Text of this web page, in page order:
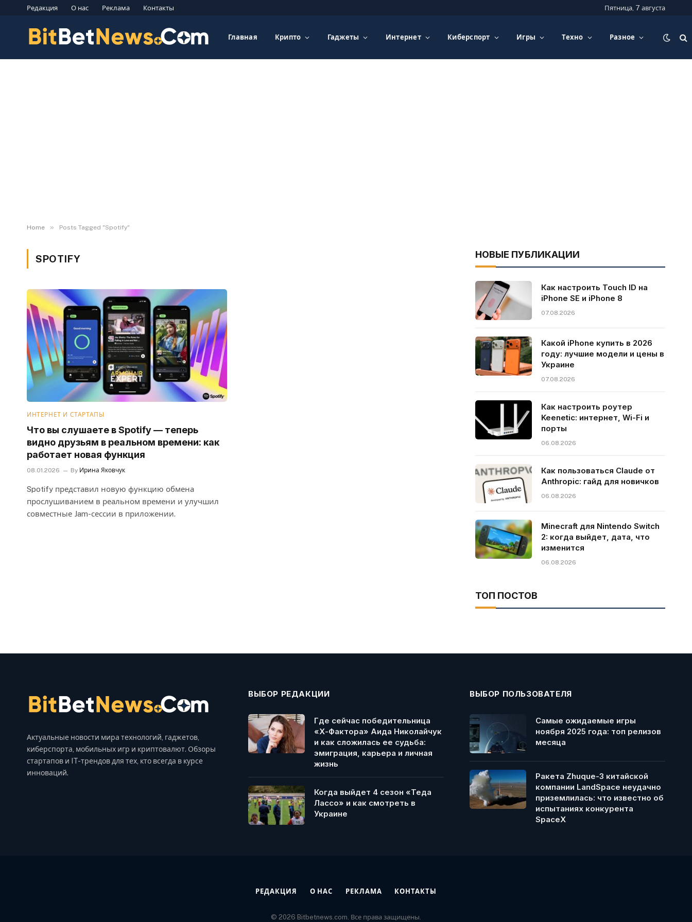
Редакция О нас Реклама Контакты Пятница, 7 августа
Главная Крипто Гаджеты Интернет Киберспорт Игры Техно Разное
Home » Posts Tagged "Spotify"
SPOTIFY
ИНТЕРНЕТ И СТАРТАПЫ
Что вы слушаете в Spotify — теперь
видно друзьям в реальном времени: как
работает новая функция
08.01.2026 By Ирина Яковчук
Spotify представил новую функцию обмена
прослушиванием в реальном времени и улучшил
совместные Jam-сессии в приложении.
НОВЫЕ ПУБЛИКАЦИИ
Как настроить Touch ID на
iPhone SE и iPhone 8
07.08.2026
Какой iPhone купить в 2026
году: лучшие модели и цены в
Украине
07.08.2026
Как настроить роутер
Keenetic: интернет, Wi-Fi и
порты
06.08.2026
Как пользоваться Claude от
Anthropic: гайд для новичков
06.08.2026
Minecraft для Nintendo Switch
2: когда выйдет, дата, что
изменится
06.08.2026
ТОП ПОСТОВ
Актуальные новости мира технологий, гаджетов,
киберспорта, мобильных игр и криптовалют. Обзоры
стартапов и IT-трендов для тех, кто всегда в курсе
инноваций.
ВЫБОР РЕДАКЦИИ
Где сейчас победительница
«Х-Фактора» Аида Николайчук
и как сложилась ее судьба:
эмиграция, карьера и личная
жизнь
Когда выйдет 4 сезон «Теда
Лассо» и как смотреть в
Украине
ВЫБОР ПОЛЬЗОВАТЕЛЯ
Самые ожидаемые игры
ноября 2025 года: топ релизов
месяца
Ракета Zhuque-3 китайской
компании LandSpace неудачно
приземлилась: что известно об
испытаниях конкурента
SpaceX
РЕДАКЦИЯ О НАС РЕКЛАМА КОНТАКТЫ
© 2026 Bitbetnews.com. Все права защищены.